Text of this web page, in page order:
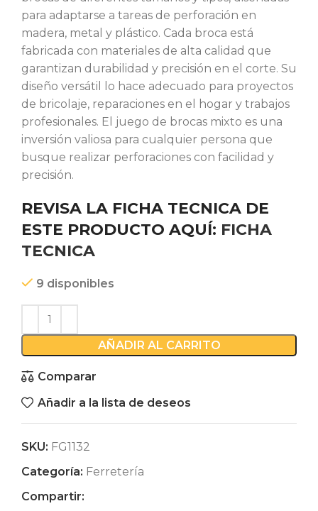
para adaptarse a tareas de perforación en
madera, metal y plástico. Cada broca está
fabricada con materiales de alta calidad que
garantizan durabilidad y precisión en el corte. Su
diseño versátil lo hace adecuado para proyectos
de bricolaje, reparaciones en el hogar y trabajos
profesionales. El juego de brocas mixto es una
inversión valiosa para cualquier persona que
busque realizar perforaciones con facilidad y
precisión.
REVISA LA FICHA TECNICA DE
ESTE PRODUCTO AQUÍ: FICHA
TECNICA
9 disponibles
AÑADIR AL CARRITO
Comparar
Añadir a la lista de deseos
SKU: FG1132
Categoría: Ferretería
Compartir: